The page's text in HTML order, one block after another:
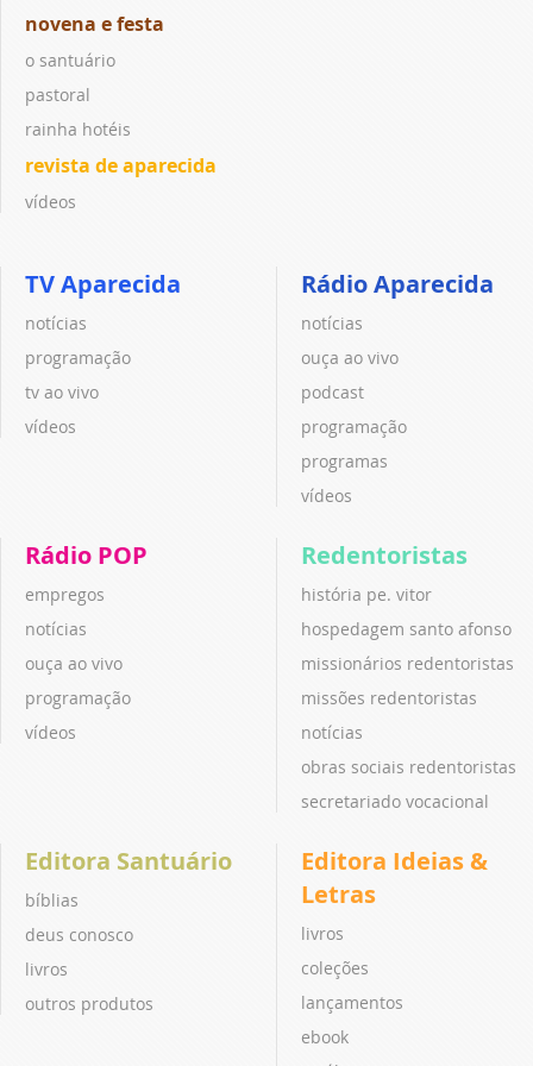
novena e festa
o santuário
pastoral
rainha hotéis
revista de aparecida
vídeos
TV Aparecida
notícias
programação
tv ao vivo
vídeos
Rádio Aparecida
notícias
ouça ao vivo
podcast
programação
programas
vídeos
Rádio POP
empregos
notícias
ouça ao vivo
programação
vídeos
Redentoristas
história pe. vitor
hospedagem santo afonso
missionários redentoristas
missões redentoristas
notícias
obras sociais redentoristas
secretariado vocacional
Editora Santuário
bíblias
deus conosco
livros
outros produtos
Editora Ideias &
Letras
livros
coleções
lançamentos
ebook